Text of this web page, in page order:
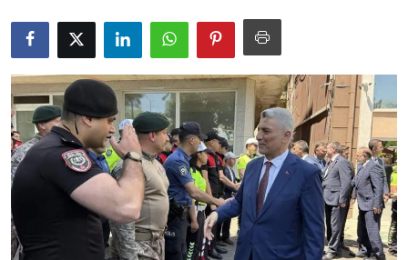
Magazin Haberleri
Spor Haberleri
Teknoloji Haberleri
Dünya Haberleri
Çerkezköy